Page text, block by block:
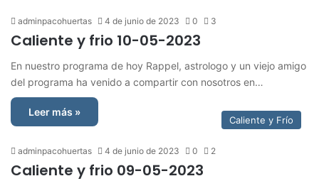
adminpacohuertas 4 de junio de 2023 0 3
Caliente y frio 10-05-2023
En nuestro programa de hoy Rappel, astrologo y un viejo amigo
del programa ha venido a compartir con nosotros en…
Leer más »
Caliente y Frío
adminpacohuertas 4 de junio de 2023 0 2
Caliente y frio 09-05-2023